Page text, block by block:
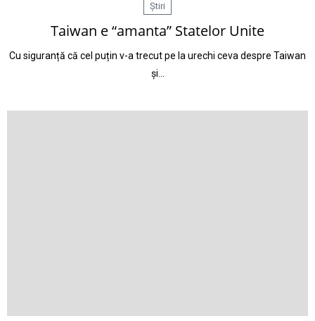
Știri
Taiwan e “amanta” Statelor Unite
Cu siguranță că cel puțin v-a trecut pe la urechi ceva despre Taiwan
și…